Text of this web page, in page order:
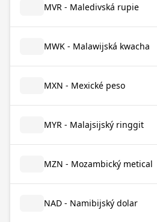
MVR - Maledivská rupie
MWK - Malawijská kwacha
MXN - Mexické peso
MYR - Malajsijský ringgit
MZN - Mozambický metical
NAD - Namibijský dolar